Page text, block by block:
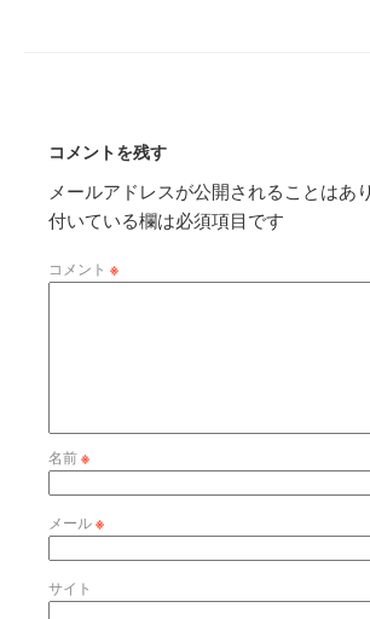
コメントを残す
メールアドレスが公開されることはあ
付いている欄は必須項目です
コメント ※
名前※
メール※
サイト